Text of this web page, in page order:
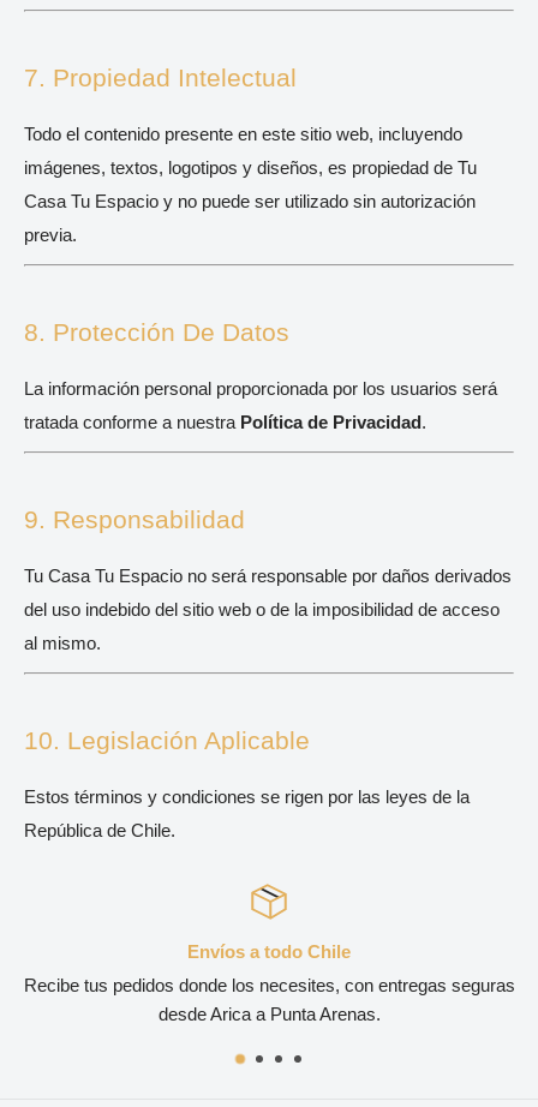
7. Propiedad Intelectual
Todo el contenido presente en este sitio web, incluyendo
imágenes, textos, logotipos y diseños, es propiedad de Tu
Casa Tu Espacio y no puede ser utilizado sin autorización
previa.
8. Protección De Datos
La información personal proporcionada por los usuarios será
tratada conforme a nuestra Política de Privacidad.
9. Responsabilidad
Tu Casa Tu Espacio no será responsable por daños derivados
del uso indebido del sitio web o de la imposibilidad de acceso
al mismo.
10. Legislación Aplicable
Estos términos y condiciones se rigen por las leyes de la
República de Chile.
entregas seguras
Accede a lo último en tendencias de
presupuesto de